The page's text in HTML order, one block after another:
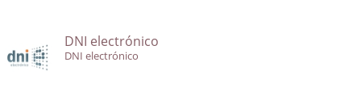
DNI electrónico
DNI electrónico